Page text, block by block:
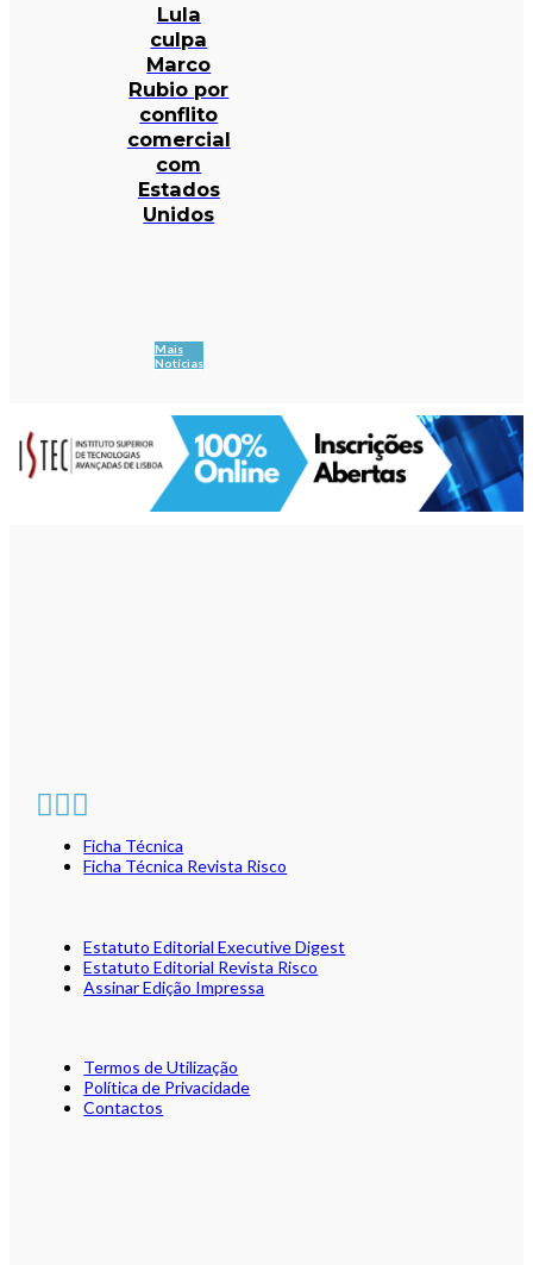
Lula
culpa
Marco
Rubio por
conflito
comercial
com
Estados
Unidos
Mais
Notícias
Ficha Técnica
Ficha Técnica Revista Risco
Estatuto Editorial Executive Digest
Estatuto Editorial Revista Risco
Assinar Edição Impressa
Termos de Utilização
Política de Privacidade
Contactos